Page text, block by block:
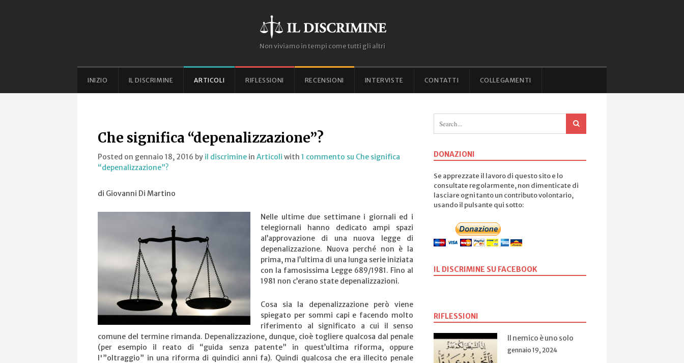
Non viviamo in tempi come tutti gli altri
INIZIO IL DISCRIMINE ARTICOLI RIFLESSIONI RECENSIONI INTERVISTE CONTATTI COLLEGAMENTI
Che significa “depenalizzazione”?
Posted on gennaio 18, 2016 by il discrimine in Articoli with 1 commento su Che significa
“depenalizzazione”?
di Giovanni Di Martino
Nelle ultime due settimane i giornali ed i
telegiornali hanno dedicato ampi spazi
al’approvazione di una nuova legge di
depenalizzazione. Nuova perché non è la
prima, ma l’ultima di una lunga serie iniziata
con la famosissima Legge 689/1981. Fino al
1981 non c’erano state depenalizzazioni.
Cosa sia la depenalizzazione però viene
spiegato per sommi capi e facendo molto
riferimento al significato a cui il senso
comune del termine rimanda. Depenalizzazione, dunque, cioè togliere qualcosa dal penale
(per esempio il reato di “guida senza patente” in quest’ultima riforma, oppure
l'”oltraggio” in una riforma di quindici anni fa). Quindi qualcosa che era illecito penale
DONAZIONI
Se apprezzate il lavoro di questo sito e lo
consultate regolarmente, non dimenticate di
lasciare ogni tanto un contributo volontario,
usando il pulsante qui sotto:
IL DISCRIMINE SU FACEBOOK
RIFLESSIONI
Il nemico è uno solo
gennaio 19, 2024